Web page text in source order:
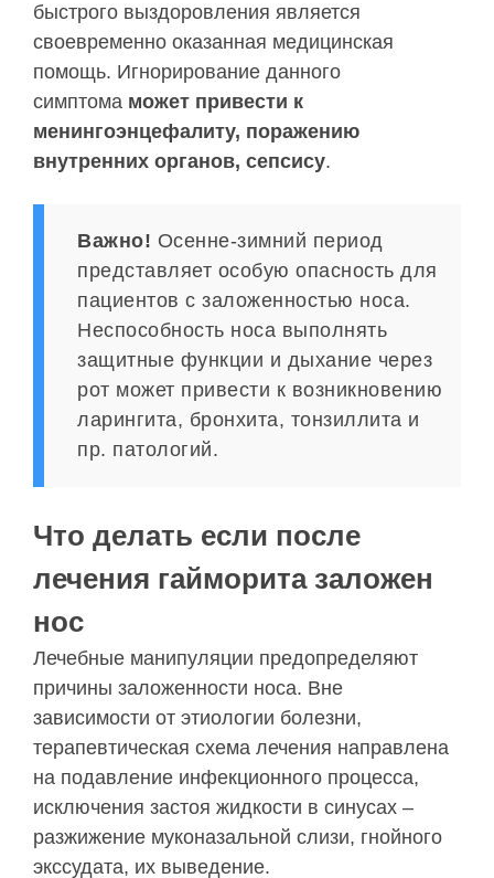
быстрого выздоровления является
своевременно оказанная медицинская
помощь. Игнорирование данного
симптома может привести к
менингоэнцефалиту, поражению
внутренних органов, сепсису.
Важно! Осенне-зимний период
представляет особую опасность для
пациентов с заложенностью носа.
Неспособность носа выполнять
защитные функции и дыхание через
рот может привести к возникновению
ларингита, бронхита, тонзиллита и
пр. патологий.
Что делать если после
лечения гайморита заложен
нос
Лечебные манипуляции предопределяют
причины заложенности носа. Вне
зависимости от этиологии болезни,
терапевтическая схема лечения направлена
на подавление инфекционного процесса,
исключения застоя жидкости в синусах –
разжижение муконазальной слизи, гнойного
экссудата, их выведение.